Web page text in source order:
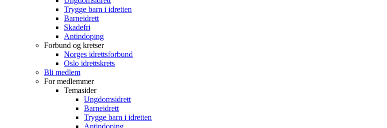
Trygge barn i idretten
Barneidrett
Skadefri
Antindoping
Forbund og kretser
Norges idrettsforbund
Oslo idrettskrets
Bli medlem
For medlemmer
Temasider
Ungdomsidrett
Barneidrett
Trygge barn i idretten
Antindoping